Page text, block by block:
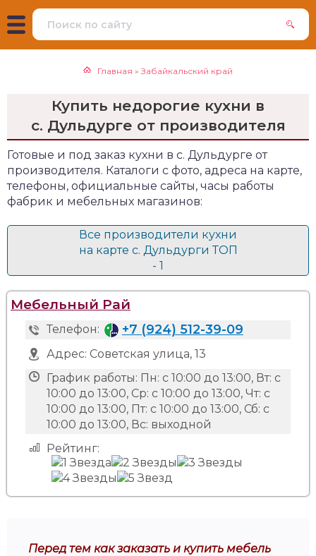
Главная » Забайкальский край
Купить недорогие кухни в
с. Дульдурге от производителя
Готовые и под заказ кухни в с. Дульдурге от
производителя. Каталоги с фото, адреса на карте,
телефоны, официальные сайты, часы работы
фабрик и мебельных магазинов:
Все производители кухни
на карте с. Дульдурги ТОП
- 1
Мебельный Рай
Телефон: +7 (924) 512-39-09
Адрес: Советская улица, 13
График работы: Пн: с 10:00 до 13:00, Вт: с
10:00 до 13:00, Ср: с 10:00 до 13:00, Чт: с
10:00 до 13:00, Пт: с 10:00 до 13:00, Сб: с
10:00 до 13:00, Вс: выходной
Рейтинг:
Перед тем как заказать и купить мебель